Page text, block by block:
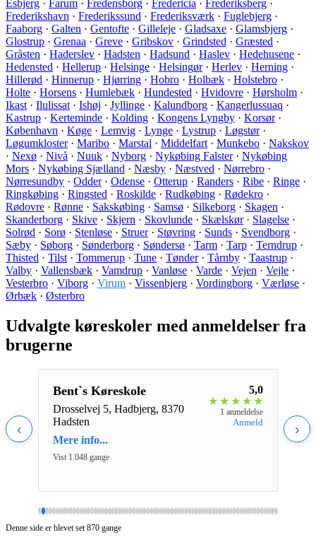
Esbjerg · Farum · Fredensborg · Fredericia · Frederiksberg ·
Frederikshavn · Frederikssund · Frederiksværk · Fuglebjerg ·
Faaborg · Galten · Gentofte · Gilleleje · Gladsaxe · Glamsbjerg ·
Glostrup · Grenaa · Greve · Gribskov · Grindsted · Græsted ·
Gråsten · Haderslev · Hadsten · Hadsund · Haslev · Hedehusene ·
Hedensted · Hellerup · Helsinge · Helsingør· Herlev · Herning ·
Hillerød · Hinnerup · Hjørring · Hobro · Holbæk · Holstebro ·
Holte · Horsens · Humlebæk · Hundested · Hvidovre · Hørsholm ·
Ikast · Ilulissat · Ishøj · Jyllinge · Kalundborg · Kangerlussuaq ·
Kastrup · Kerteminde · Kolding · Kongens Lyngby · Korsør·
København · Køge · Lemvig · Lynge · Lystrup · Løgstør·
Løgumkloster· Maribo · Marstal · Middelfart · Munkebo · Nakskov
· Nexø · Nivå · Nuuk · Nyborg · Nykøbing Falster· Nykøbing
Mors · Nykøbing Sjælland · Næsby · Næstved · Nørrebro ·
Nørresundby · Odder· Odense · Otterup · Randers · Ribe · Ringe ·
Ringkøbing · Ringsted · Roskilde · Rudkøbing · Rødekro ·
Rødovre · Rønne · Sakskøbing · Samsø · Silkeborg · Skagen ·
Skanderborg · Skive · Skjern · Skovlunde · Skælskør· Slagelse ·
Solrød · Sorø · Stenløse · Struer· Støvring · Sunds · Svendborg ·
Sæby · Søborg · Sønderborg · Søndersø · Tarm · Tarp · Terndrup ·
Thisted · Tilst · Tommerup · Tune · Tønder· Tårnby · Taastrup ·
Valby · Vallensbæk · Vamdrup · Vanløse · Varde · Vejen · Vejle ·
Vesterbro · Viborg · Virum · Vissenbjerg · Vordingborg · Værløse ·
Ørbæk · Østerbro
Udvalgte køreskoler med anmeldelser fra
brugerne
‹
Bent`s Køreskole
Drosselvej 5, Hadbjerg, 8370
Hadsten
Mere info...
Vist 1.048 gange
5,0
★ ★ ★ ★ ★
1 anmeldelse
Anmeld ›
Denne side er blevet set 870 gange